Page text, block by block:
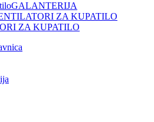
GALANTERIJA
ZA KUPATILO
ZA KUPATILO